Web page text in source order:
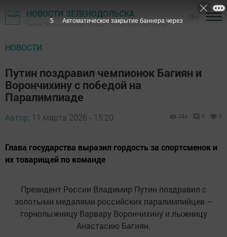
НОВОСТИ ЗЕЛЕНОДОЛЬСКА
Газета "Зеленодольская правда" - Зеленодольский район
НОВОСТИ
Путин поздравил чемпионок Багиян и
Ворончихину с победой на
Паралимпиаде
Автор, 11 марта 2026 - 15:20 284 0 0
Глава государства выразил гордость за спортсменок и
их товарищей по команде
Президент России Владимир Путин поздравил с
золотыми медалями российских паралимпийцев –
горнолыжницу Варвару Ворончихину и лыжницу
Анастасию Багиян.
5 Автоматическое закрытие баннера через